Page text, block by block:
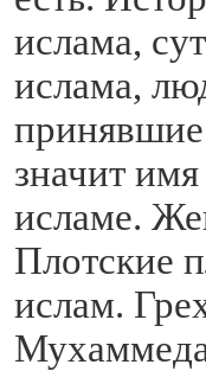
ислама,
ислама,
принявшие
значит
исламе.
Плотские
ислам.